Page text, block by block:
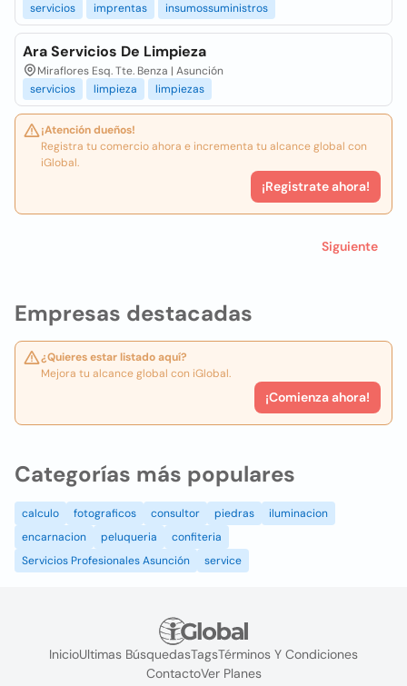
Empresas destacadas
¿Quieres estar listado aquí?
Mejora tu alcance global con iGlobal.
¡Comienza ahora!
servicios
imprentas insumossuministros
Ara Servicios De Limpieza
Miraflores Esq. Tte. Benza | Asunción
servicios
limpieza limpiezas
¡Atención dueños!
Registra tu comercio ahora e incrementa tu alcance global con
iGlobal.
¡Registrate ahora!
Siguiente
Categorías más populares
calculo fotograficos consultor piedras
iluminacion
encarnacion
peluqueria
confiteria
Servicios Profesionales Asunción
service
InicioUltimas BúsquedasTagsTérminos Y Condiciones
ContactoVer Planes